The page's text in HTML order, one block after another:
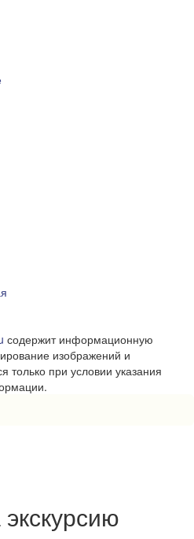
содержит информационную
изображений и
только при условии указания